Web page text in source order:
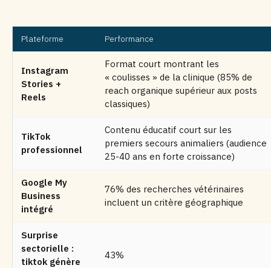
Plateforme Performance
Instagram
Stories +
Reels
Format court montrant les
« coulisses » de la clinique (85% de
reach organique supérieur aux posts
classiques)
TikTok
professionnel
Contenu éducatif court sur les
premiers secours animaliers (audience
25-40 ans en forte croissance)
Google My
Business
intégré
76% des recherches vétérinaires
incluent un critère géographique
Surprise
sectorielle :
tiktok génère
43%